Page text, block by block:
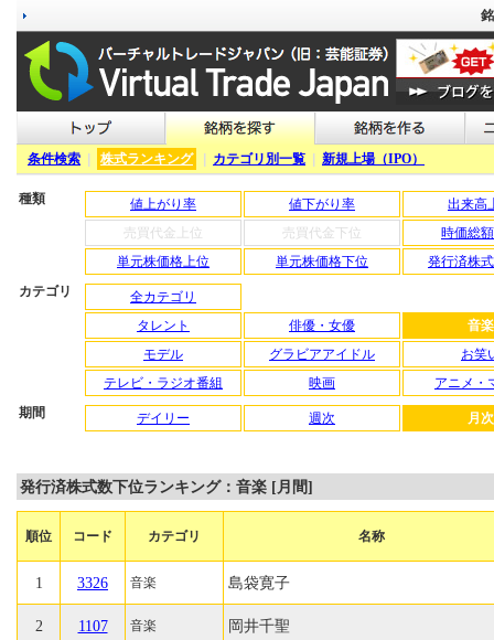
条件検索 株式ランキング カテゴリ別一覧 新規上場（IPO）
種類 値上がり率 値下がり率
出来高
売買代金上位
売買代金下位
時価総
単元株価格上位
単元株価格下位
発行済株
カテゴリ
全カテゴリ
タレント
俳優・女優
音楽
モデル
グラビアアイドル
お笑
テレビ・ラジオ番組
映画
アニメ・
期間
デイリー 週次 月次
発行済株式数下位ランキング：音楽 [月間]
順位 コード カテゴリ 名称
1 3326 音楽 島袋寛子
2 1107 音楽 岡井千聖